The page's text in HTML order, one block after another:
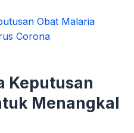
Obat Malaria
Corona
Keputusan
Menangkal